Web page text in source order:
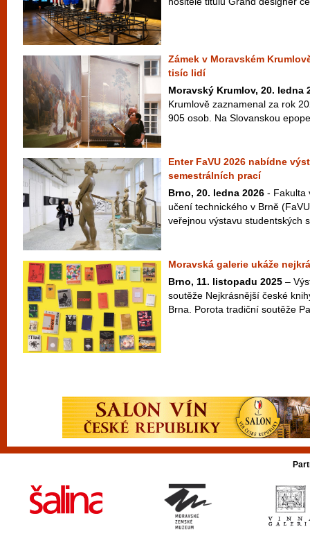
Zámek v Moravském
tisíc lidí
Moravský Krumlov, 20. ledna
Krumlově zaznamenal za rok
905 osob. Na Slovanskou
Enter FaVU 2026 nabídne
semestrálních prací
Brno, 20. ledna 2026 - Fakulta
učení technického v Brně
veřejnou výstavu studentských
Moravská galerie ukáže
Brno, 11. listopadu 2025 –
soutěže Nejkrásnější české
Brna. Porota tradiční soutěže